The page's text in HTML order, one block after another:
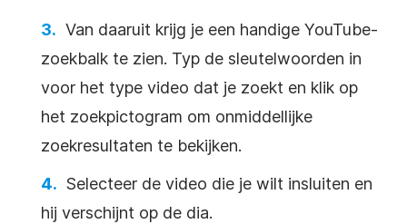
Van daaruit krijg je een handige YouTube-
zoekbalk te zien. Typ de sleutelwoorden in
voor het type video dat je zoekt en klik op
het zoekpictogram om onmiddellijke
zoekresultaten te bekijken.
Selecteer de video die je wilt insluiten en
hij verschijnt op de dia.